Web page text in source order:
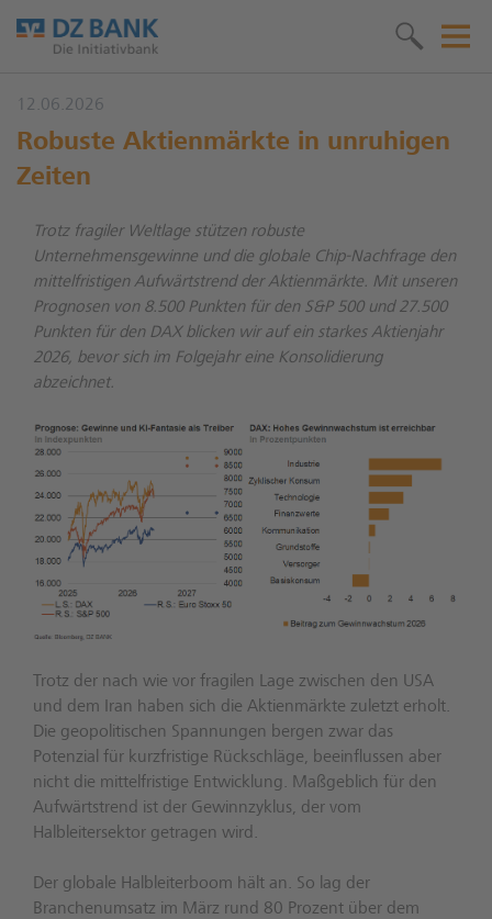
12.06.2026
Robuste Aktienmärkte in unruhigen
Zeiten
Trotz fragiler Weltlage stützen robuste
Unternehmensgewinne und die globale Chip-Nachfrage den
mittelfristigen Aufwärtstrend der Aktienmärkte. Mit unseren
Prognosen von 8.500 Punkten für den S&P 500 und 27.500
Punkten für den DAX blicken wir auf ein starkes Aktienjahr
2026, bevor sich im Folgejahr eine Konsolidierung
abzeichnet.
Trotz der nach wie vor fragilen Lage zwischen den USA
und dem Iran haben sich die Aktienmärkte zuletzt erholt.
Die geopolitischen Spannungen bergen zwar das
Potenzial für kurzfristige Rückschläge, beeinflussen aber
nicht die mittelfristige Entwicklung. Maßgeblich für den
Aufwärtstrend ist der Gewinnzyklus, der vom
Halbleitersektor getragen wird.
Der globale Halbleiterboom hält an. So lag der
Branchenumsatz im März rund 80 Prozent über dem